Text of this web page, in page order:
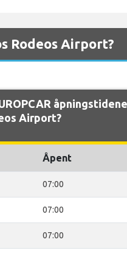
Rodeos Airport?
Airport?
Åpent
07:00
07:00
07:00